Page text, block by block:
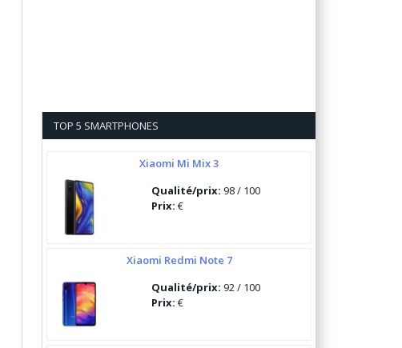
TOP 5 SMARTPHONES
Xiaomi Mi Mix 3
Qualité/prix:98 / 100
Prix:€
Xiaomi Redmi Note 7
Qualité/prix:92 / 100
Prix:€